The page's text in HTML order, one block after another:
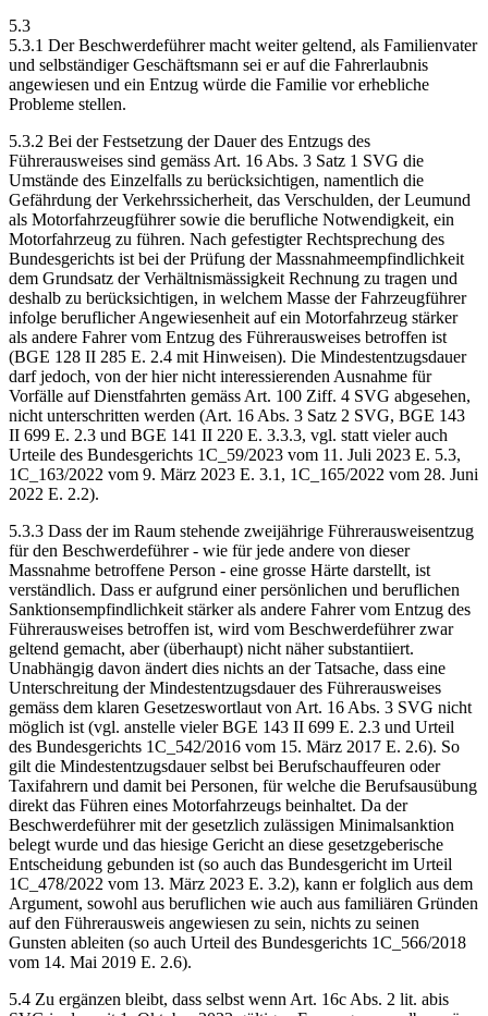
5.3
5.3.1 Der Beschwerdeführer macht weiter geltend, als Familienvater
und selbständiger Geschäftsmann sei er auf die Fahrerlaubnis
angewiesen und ein Entzug würde die Familie vor erhebliche
Probleme stellen.
5.3.2 Bei der Festsetzung der Dauer des Entzugs des
Führerausweises sind gemäss Art. 16 Abs. 3 Satz 1 SVG die
Umstände des Einzelfalls zu berücksichtigen, namentlich die
Gefährdung der Verkehrssicherheit, das Verschulden, der Leumund
als Motorfahrzeugführer sowie die berufliche Notwendigkeit, ein
Motorfahrzeug zu führen. Nach gefestigter Rechtsprechung des
Bundesgerichts ist bei der Prüfung der Massnahmeempfindlichkeit
dem Grundsatz der Verhältnismässigkeit Rechnung zu tragen und
deshalb zu berücksichtigen, in welchem Masse der Fahrzeugführer
infolge beruflicher Angewiesenheit auf ein Motorfahrzeug stärker
als andere Fahrer vom Entzug des Führerausweises betroffen ist
(BGE 128 II 285 E. 2.4 mit Hinweisen). Die Mindestentzugsdauer
darf jedoch, von der hier nicht interessierenden Ausnahme für
Vorfälle auf Dienstfahrten gemäss Art. 100 Ziff. 4 SVG abgesehen,
nicht unterschritten werden (Art. 16 Abs. 3 Satz 2 SVG, BGE 143
II 699 E. 2.3 und BGE 141 II 220 E. 3.3.3, vgl. statt vieler auch
Urteile des Bundesgerichts 1C_59/2023 vom 11. Juli 2023 E. 5.3,
1C_163/2022 vom 9. März 2023 E. 3.1, 1C_165/2022 vom 28. Juni
2022 E. 2.2).
5.3.3 Dass der im Raum stehende zweijährige Führerausweisentzug
für den Beschwerdeführer - wie für jede andere von dieser
Massnahme betroffene Person - eine grosse Härte darstellt, ist
verständlich. Dass er aufgrund einer persönlichen und beruflichen
Sanktionsempfindlichkeit stärker als andere Fahrer vom Entzug des
Führerausweises betroffen ist, wird vom Beschwerdeführer zwar
geltend gemacht, aber (überhaupt) nicht näher substantiiert.
Unabhängig davon ändert dies nichts an der Tatsache, dass eine
Unterschreitung der Mindestentzugsdauer des Führerausweises
gemäss dem klaren Gesetzeswortlaut von Art. 16 Abs. 3 SVG nicht
möglich ist (vgl. anstelle vieler BGE 143 II 699 E. 2.3 und Urteil
des Bundesgerichts 1C_542/2016 vom 15. März 2017 E. 2.6). So
gilt die Mindestentzugsdauer selbst bei Berufschauffeuren oder
Taxifahrern und damit bei Personen, für welche die Berufsausübung
direkt das Führen eines Motorfahrzeugs beinhaltet. Da der
Beschwerdeführer mit der gesetzlich zulässigen Minimalsanktion
belegt wurde und das hiesige Gericht an diese gesetzgeberische
Entscheidung gebunden ist (so auch das Bundesgericht im Urteil
1C_478/2022 vom 13. März 2023 E. 3.2), kann er folglich aus dem
Argument, sowohl aus beruflichen wie auch aus familiären Gründen
auf den Führerausweis angewiesen zu sein, nichts zu seinen
Gunsten ableiten (so auch Urteil des Bundesgerichts 1C_566/2018
vom 14. Mai 2019 E. 2.6).
5.4 Zu ergänzen bleibt, dass selbst wenn Art. 16c Abs. 2 lit. abis